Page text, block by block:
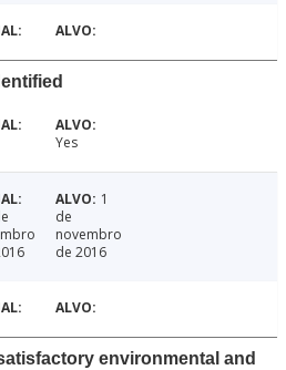
Yes
1
de
novembro
de 2016
environmental and